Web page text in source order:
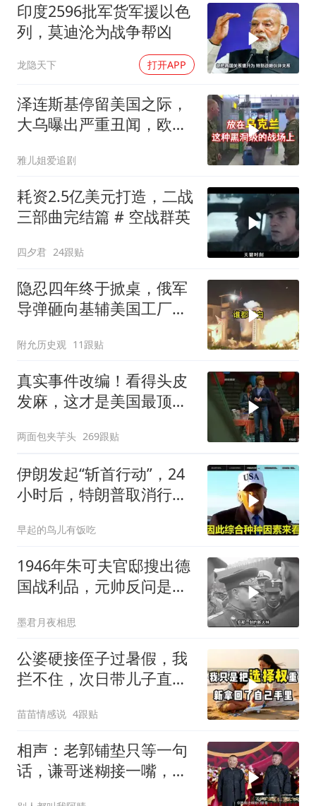
印度2596批军货军援以色
列，莫迪沦为战争帮凶
龙隐天下 打开APP
泽连斯基停留美国之际，
大乌曝出严重丑闻，欧洲
雅儿姐爱追剧
耗资2.5亿美元打造，二战
三部曲完结篇 # 空战群英
四夕君 24跟贴
隐忍四年终于掀桌，俄军
导弹砸向基辅美国工厂，
附允历史观 11跟贴
真实事件改编！看得头皮
发麻，这才是美国最顶级
两面包夹芋头 269跟贴
伊朗发起“斩首行动”，24
小时后，特朗普取消行
早起的鸟儿有饭吃
1946年朱可夫官邸搜出德
国战利品，元帅反问是否
墨君月夜相思
公婆硬接侄子过暑假，我
拦不住，次日带儿子直飞
苗苗情感说 4跟贴
相声：老郭铺垫只等一句
话，谦哥迷糊接一嘴，包